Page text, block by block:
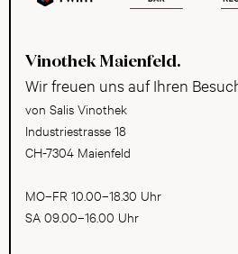
Vinothek Maienfeld.
Wir freuen uns auf Ihren
von Salis Vinothek
Industriestrasse 18
CH-7304 Maienfeld
MO–FR 10.00–18.30 Uhr
SA 09.00–16.00 Uhr